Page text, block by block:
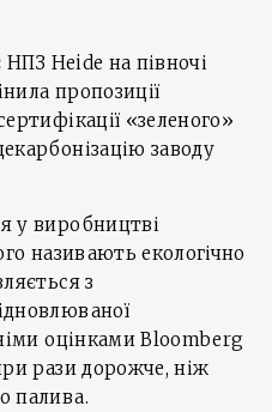
НПЗ Heide на півночі
пропозиції
«зеленого»
заводу
у виробництві
називають екологічно
з
оцінками Bloomberg
рази дорожче, ніж
палива.